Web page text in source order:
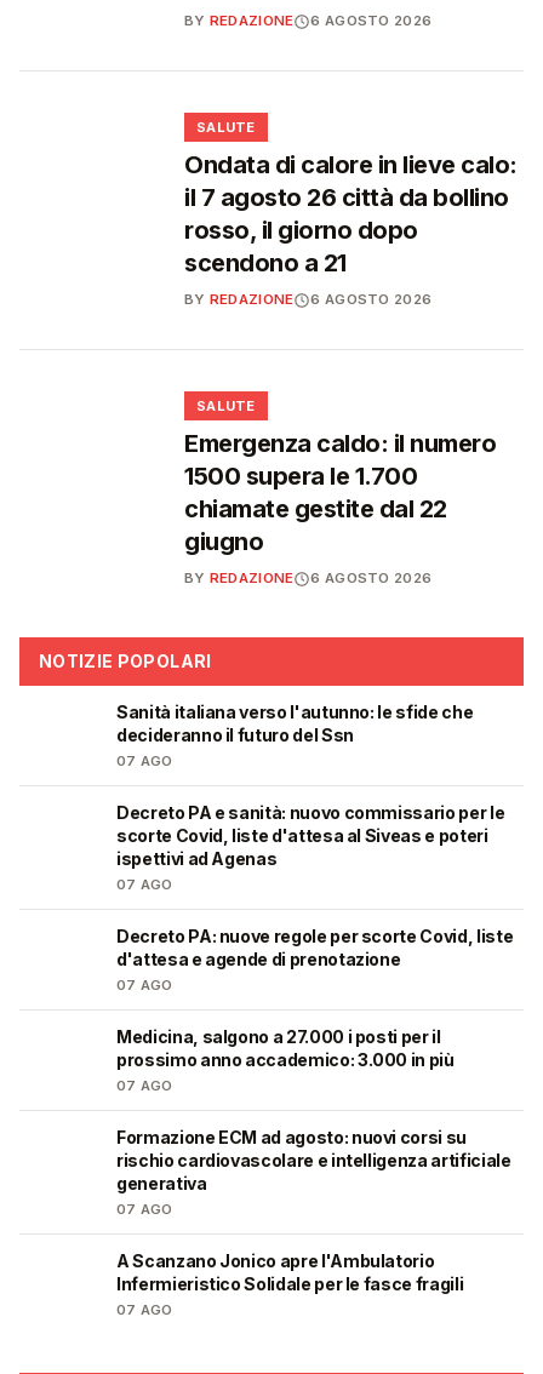
BY REDAZIONE 6 AGOSTO 2026
SALUTE
Ondata di calore in lieve calo:
il 7 agosto 26 città da bollino
rosso, il giorno dopo
scendono a 21
BY REDAZIONE 6 AGOSTO 2026
SALUTE
Emergenza caldo: il numero
1500 supera le 1.700
chiamate gestite dal 22
giugno
BY REDAZIONE 6 AGOSTO 2026
NOTIZIE POPOLARI
Sanità italiana verso l'autunno: le sfide che
decideranno il futuro del Ssn
07 AGO
Decreto PA e sanità: nuovo commissario per le
scorte Covid, liste d'attesa al Siveas e poteri
ispettivi ad Agenas
07 AGO
Decreto PA: nuove regole per scorte Covid, liste
d'attesa e agende di prenotazione
07 AGO
Medicina, salgono a 27.000 i posti per il
prossimo anno accademico: 3.000 in più
07 AGO
Formazione ECM ad agosto: nuovi corsi su
rischio cardiovascolare e intelligenza artificiale
generativa
07 AGO
A Scanzano Jonico apre l'Ambulatorio
Infermieristico Solidale per le fasce fragili
07 AGO